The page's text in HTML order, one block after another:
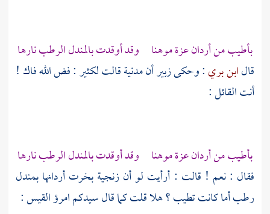
بأطيب من أردانعزةموهنا وقد أوقدت بالمندل الرطب نارها
قالابن بري: وحكىزبيرأن مدنية قالتلكثير: فض الله فاك !
أنت القائل :
بأطيب من أردانعزةموهنا وقد أوقدت بالمندل الرطب نارها
فقال : نعم ! قالت : أرأيت لو أن زنجية بخرت أردانها بمندل
رطب أما كانت تطيب ؟ هلا قلت كما قال سيدكمامرؤ القيس: